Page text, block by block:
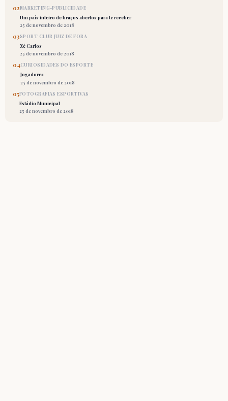
02MARKETING-PUBLICIDADE
Um país inteiro de braços abertos para te receber
25 de novembro de 2018
03SPORT CLUB JUIZ DE FORA
Zé Carlos
25 de novembro de 2018
04CURIOSIDADES DO ESPORTE
Jogadores
25 de novembro de 2018
05FOTOGRAFIAS ESPORTIVAS
Estádio Municipal
25 de novembro de 2018